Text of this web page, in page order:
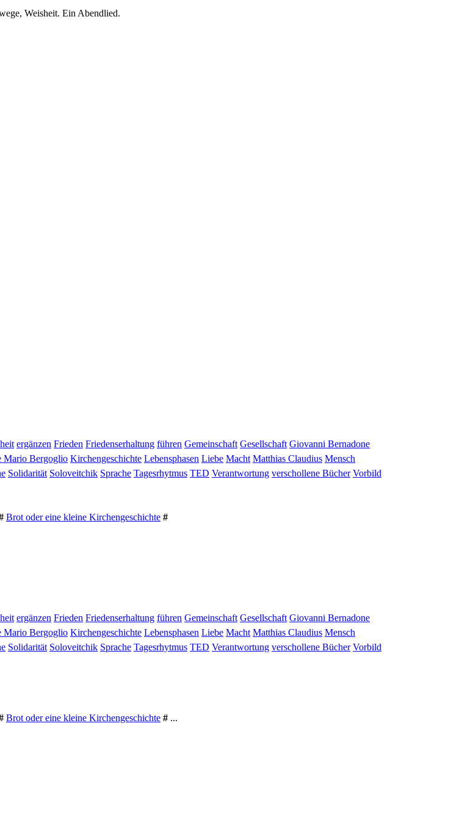
Weisheit. Ein Abendlied.
ergänzen Frieden Friedenserhaltung führen Gemeinschaft Gesellschaft Giovanni Bernadone
Mario Bergoglio Kirchengeschichte Lebensphasen Liebe Macht Matthias Claudius Mensch
Solidarität Soloveitchik Sprache Tagesrhytmus TED Verantwortung verschollene Bücher Vorbild
Brot oder eine kleine Kirchengeschichte #
ergänzen Frieden Friedenserhaltung führen Gemeinschaft Gesellschaft Giovanni Bernadone
Mario Bergoglio Kirchengeschichte Lebensphasen Liebe Macht Matthias Claudius Mensch
Solidarität Soloveitchik Sprache Tagesrhytmus TED Verantwortung verschollene Bücher Vorbild
Brot oder eine kleine Kirchengeschichte # ...